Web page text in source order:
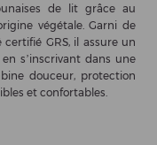
de lit grâce au
végétale. Garni de
GRS, il assure un
s’inscrivant dans une
douceur, protection
et confortables.